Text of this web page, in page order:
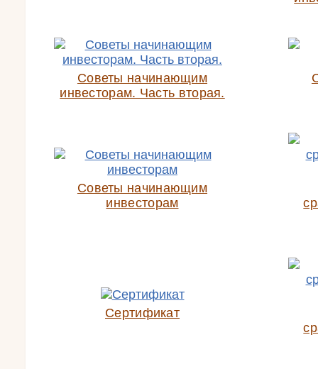
Советы начинающим
инвесторам. Часть вторая.
Советы начинающим
инвесторам
Сертификат